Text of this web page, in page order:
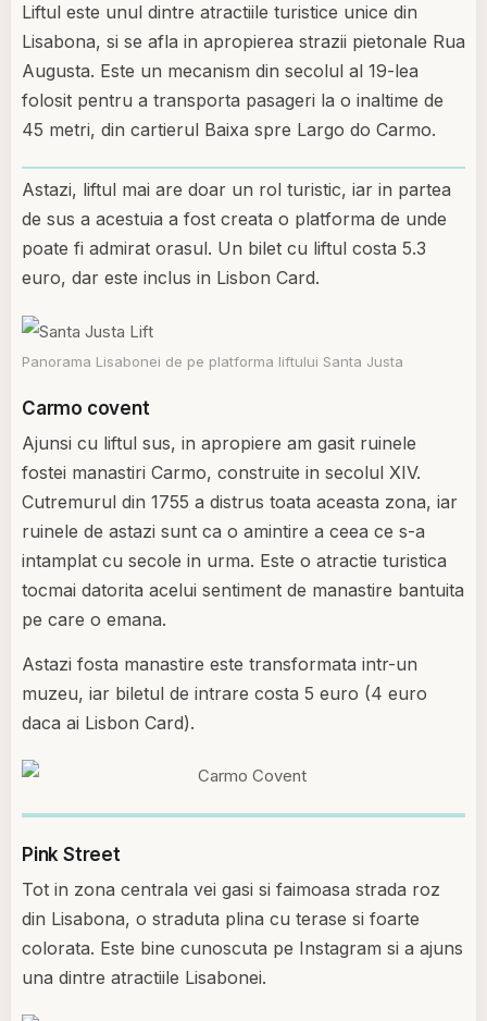
Liftul este unul dintre atractiile turistice unice din
Lisabona, si se afla in apropierea strazii pietonale Rua
Augusta. Este un mecanism din secolul al 19-lea
folosit pentru a transporta pasageri la o inaltime de
45 metri, din cartierul Baixa spre Largo do Carmo.
Astazi, liftul mai are doar un rol turistic, iar in partea
de sus a acestuia a fost creata o platforma de unde
poate fi admirat orasul. Un bilet cu liftul costa 5.3
euro, dar este inclus in Lisbon Card.
Panorama Lisabonei de pe platforma liftului Santa Justa
Carmo covent
Ajunsi cu liftul sus, in apropiere am gasit ruinele
fostei manastiri Carmo, construite in secolul XIV.
Cutremurul din 1755 a distrus toata aceasta zona, iar
ruinele de astazi sunt ca o amintire a ceea ce s-a
intamplat cu secole in urma. Este o atractie turistica
tocmai datorita acelui sentiment de manastire bantuita
pe care o emana.
Astazi fosta manastire este transformata intr-un
muzeu, iar biletul de intrare costa 5 euro (4 euro
daca ai Lisbon Card).
Pink Street
Tot in zona centrala vei gasi si faimoasa strada roz
din Lisabona, o straduta plina cu terase si foarte
colorata. Este bine cunoscuta pe Instagram si a ajuns
una dintre atractiile Lisabonei.